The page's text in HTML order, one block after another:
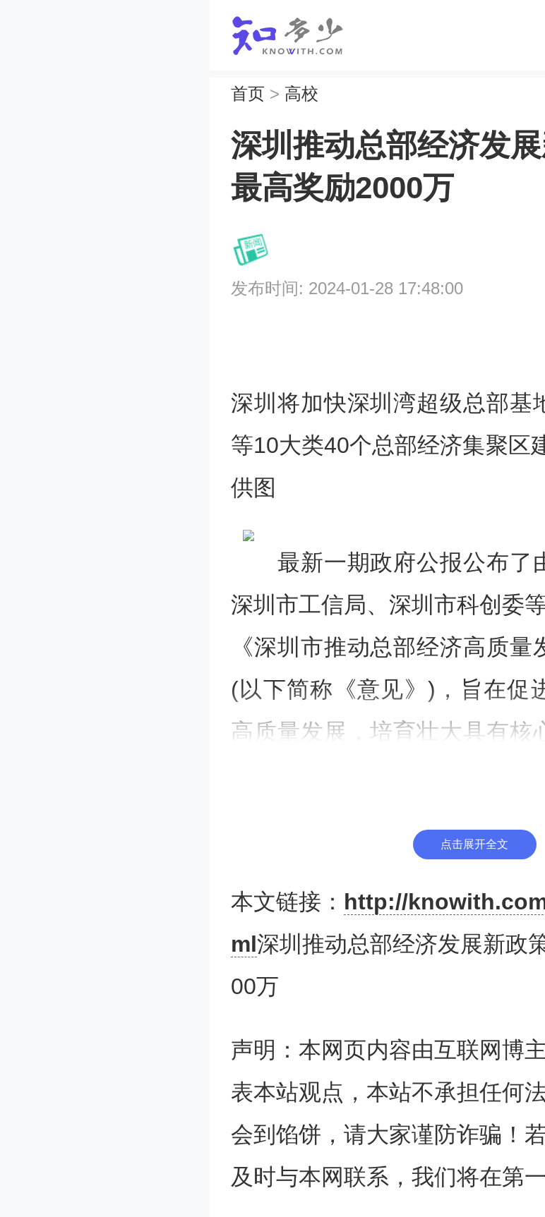
首页 > 高校
深圳推动总部经济发
最高奖励2000万
发布时间: 2024-01-28 17:48:00
深圳将加快深圳湾超级总部基
等10大类40个总部经济集聚区
供图
最新一期政府公报公布了由
深圳市工信局、深圳市科创委
《深圳市推动总部经济高质量
(以下简称《意见》)，旨在促
高质量发展，培育壮大具有核
策支持和服务管理体系更加完
稳步增加、总部功能更为多元
企业突破100家。到2030年，
能力、运筹能力、辐射能力显
一流的总部集聚地。
点击展开全文
本文链接： http://
ml深圳推动总部经济发展新政
00万
声明：本网页内容由互联网博
表本站观点，本站不承担任何
会到馅饼，请大家谨防诈骗！
及时与本网联系，我们将在第